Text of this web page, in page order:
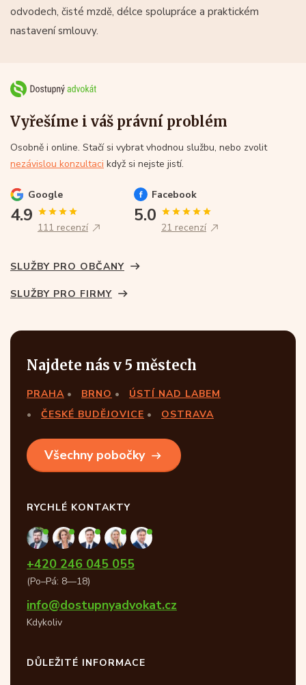
odvodech, čisté mzdě, délce spolupráce a praktickém
nastavení smlouvy.
Vyřešíme i váš právní problém
Osobně i online. Stačí si vybrat vhodnou službu, nebo zvolit
nezávislou konzultaci když si nejste jistí.
Google
4.9
111 recenzí
Facebook
5.0
21 recenzí
SLUŽBY PRO OBČANY
SLUŽBY PRO FIRMY
Najdete nás v 5 městech
PRAHA BRNO
ÚSTÍ NAD LABEM
ČESKÉ BUDĚJOVICE
OSTRAVA
Všechny pobočky
RYCHLÉ KONTAKTY
+420 246 045 055
(Po–Pá: 8—18)
info@dostupnyadvokat.cz
Kdykoliv
DŮLEŽITÉ INFORMACE